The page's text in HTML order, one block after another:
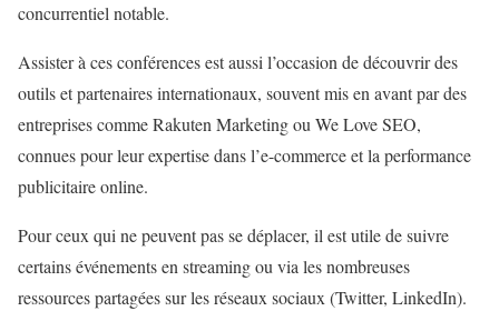
concurrentiel notable.
Assister à ces conférences est aussi l’occasion de découvrir des
outils et partenaires internationaux, souvent mis en avant par des
entreprises comme Rakuten Marketing ou We Love SEO,
connues pour leur expertise dans l’e-commerce et la performance
publicitaire online.
Pour ceux qui ne peuvent pas se déplacer, il est utile de suivre
certains événements en streaming ou via les nombreuses
ressources partagées sur les réseaux sociaux (Twitter, LinkedIn).